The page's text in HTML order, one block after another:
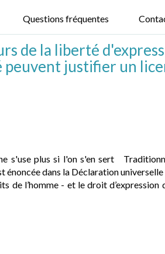
Questions fréquentes
de la liberté
peuvent justifier un
s'use plus si l'on s'en sert
énoncée dans la Déclaration
de l’homme - et le droit d’expression